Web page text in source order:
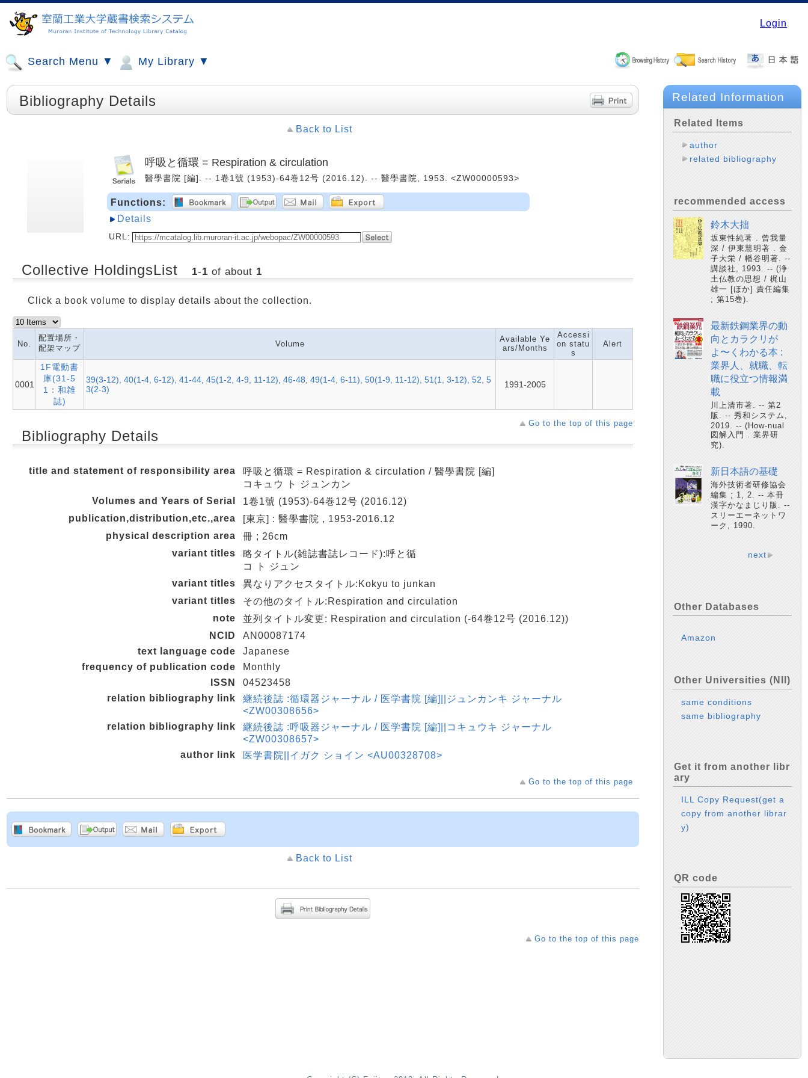
Login
Search Menu ▼ My Library ▼
Bibliography Details
Back to List
呼吸と循環 = Respiration & circulation
醫學書院 [編]. -- 1卷1號 (1953)-64巻12号 (2016.12). -- 醫學書院, 1953. <ZW00000593>
Functions:
Details
URL:
Collective HoldingsList 1-1 of about 1
Click a book volume to display details about the collection.
No.
配置場所・
配架マップ
Volume
Available Ye
ars/Months
Accessi
on statu
s
Alert
0001
1F電動書
庫(31-5
1：和雑
誌)
39(3-12), 40(1-4, 6-12), 41-44, 45(1-2, 4-9, 11-12), 46-48, 49(1-4, 6-11), 50(1-9, 11-12), 51(1, 3-12), 52, 5
3(2-3)
1991-2005
Go to the top of this page
Bibliography Details
title and statement of responsibility area
呼吸と循環 = Respiration & circulation / 醫學書院 [編]
コキュウ ト ジュンカン
Volumes and Years of Serial
1卷1號 (1953)-64巻12号 (2016.12)
publication,distribution,etc.,area
[東京] : 醫學書院 , 1953-2016.12
physical description area
冊 ; 26cm
variant titles
略タイトル(雑誌書誌レコード):呼と循
コ ト ジュン
variant titles
異なりアクセスタイトル:Kokyu to junkan
variant titles
その他のタイトル:Respiration and circulation
note
並列タイトル変更: Respiration and circulation (-64巻12号 (2016.12))
NCID
AN00087174
text language code
Japanese
frequency of publication code
Monthly
ISSN
04523458
relation bibliography link
継続後誌 :循環器ジャーナル / 医学書院 [編]||ジュンカンキ ジャーナル
<ZW00308656>
relation bibliography link
継続後誌 :呼吸器ジャーナル / 医学書院 [編]||コキュウキ ジャーナル
<ZW00308657>
author link
医学書院||イガク ショイン <AU00328708>
Go to the top of this page
Back to List
Go to the top of this page
Related Information
Related Items
author
related bibliography
recommended access
鈴木大拙
坂東性純著 . 曾我量
深 / 伊東慧明著 . 金
子大栄 / 幡谷明著. --
講談社, 1993. -- (浄
土仏教の思想 / 梶山
雄一 [ほか] 責任編集
; 第15巻).
最新鉄鋼業界の動
向とカラクリが
よ〜くわかる本 :
業界人、就職、転
職に役立つ情報満
載
川上清市著. -- 第2
版. -- 秀和システム,
2019. -- (How-nual
図解入門 . 業界研
究).
新日本語の基礎
海外技術者研修協会
編集 ; 1, 2. -- 本冊
漢字かなまじり版. --
スリーエーネットワ
ーク, 1990.
next
Other Databases
Amazon
Other Universities (NII)
same conditions
same bibliography
Get it from another libr
ary
ILL Copy Request(get a
copy from another librar
y)
QR code